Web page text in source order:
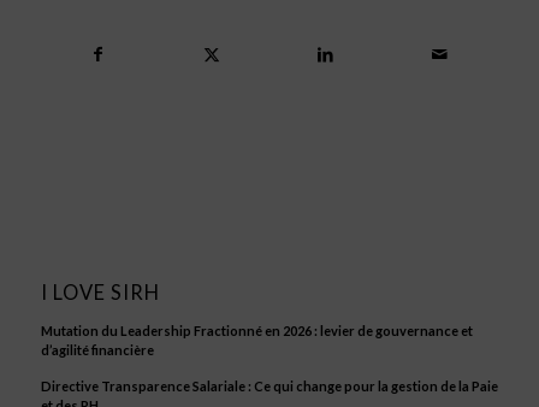
I LOVE SIRH
Mutation du Leadership Fractionné en 2026 : levier de gouvernance et
d’agilité financière
Directive Transparence Salariale : Ce qui change pour la gestion de la Paie